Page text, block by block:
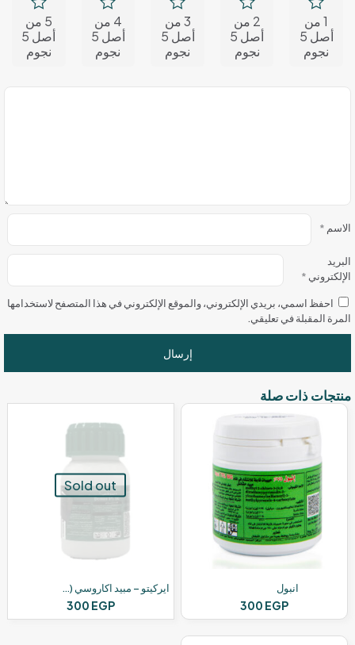
1 من
أصل 5
نجوم
2 من
أصل 5
نجوم
3 من
أصل 5
نجوم
4 من
أصل 5
نجوم
5 من
أصل 5
نجوم
الاسم *
البريد
الإلكتروني *
احفظ اسمي، بريدي الإلكتروني، والموقع الإلكتروني في هذا المتصفح لاستخدامها
المرة المقبلة في تعليقي.
منتجات ذات صلة
انبول
300 EGP
Sold out
ايركيتو – مبيد اكاروسي (عناكب) – 5%
300 EGP